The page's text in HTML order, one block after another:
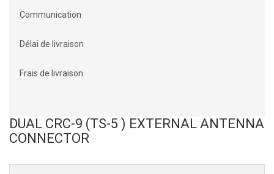
Communication
Délai de livraison
Frais de livraison
DUAL CRC-9 (TS-5 ) EXTERNAL ANTENNA
CONNECTOR